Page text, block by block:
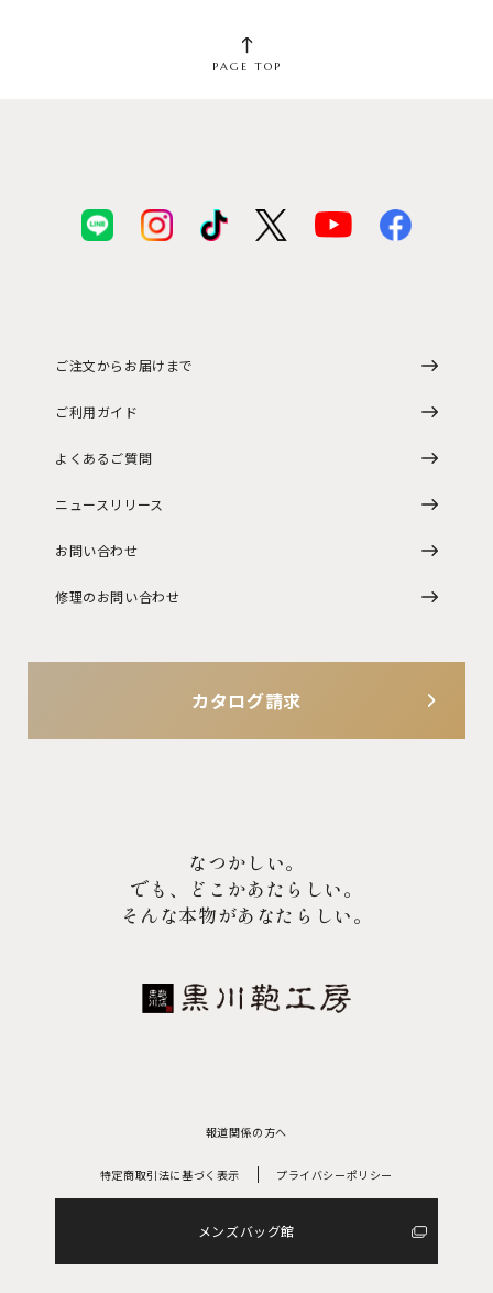
ご注文はこちら
PAGE TOP
ご注文からお届けまで
ご利用ガイド
よくあるご質問
ニュースリリース
お問い合わせ
修理のお問い合わせ
カタログ請求
なつかしい。
でも、どこかあたらしい。
そんな本物があなたらしい。
報道関係の方へ
特定商取引法に基づく表示 プライバシーポリシー
メンズバッグ館